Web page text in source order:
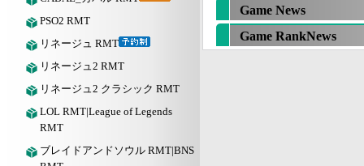
PSO2 RMT
リネージュ RMT
リネージュ2 RMT
リネージュ2 クラシック RMT
LOL RMT|League of Legends
RMT
ブレイドアンドソウル RMT|BNS
Game News
Game RankNews